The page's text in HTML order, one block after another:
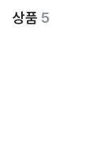
상품 5